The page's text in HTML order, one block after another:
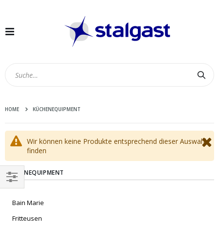
Navigation
HOME KÜCHENEQUIPMENT
Wir können keine Produkte entsprechend dieser Auswahl
finden
KÜCHENEQUIPMENT
Bain Marie
Fritteusen
EINKAUFEN
NACH